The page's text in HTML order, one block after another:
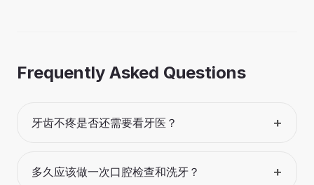
Frequently Asked Questions
牙齿不疼是否还需要看牙医？ +
多久应该做一次口腔检查和洗牙？ +